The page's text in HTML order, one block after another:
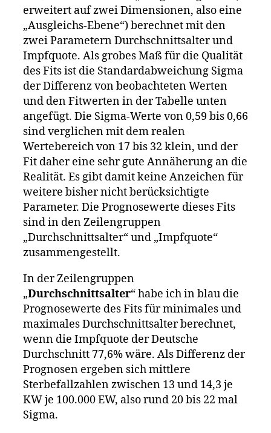
erweitert auf zwei Dimensionen, also eine
„Ausgleichs-Ebene“) berechnet mit den
zwei Parametern Durchschnittsalter und
Impfquote. Als grobes Maß für die Qualität
des Fits ist die Standardabweichung Sigma
der Differenz von beobachteten Werten
und den Fitwerten in der Tabelle unten
angefügt. Die Sigma-Werte von 0,59 bis 0,66
sind verglichen mit dem realen
Wertebereich von 17 bis 32 klein, und der
Fit daher eine sehr gute Annäherung an die
Realität. Es gibt damit keine Anzeichen für
weitere bisher nicht berücksichtigte
Parameter. Die Prognosewerte dieses Fits
sind in den Zeilengruppen
„Durchschnittsalter“ und „Impfquote“
zusammengestellt.
In der Zeilengruppen
„Durchschnittsalter“ habe ich in blau die
Prognosewerte des Fits für minimales und
maximales Durchschnittsalter berechnet,
wenn die Impfquote der Deutsche
Durchschnitt 77,6% wäre. Als Differenz der
Prognosen ergeben sich mittlere
Sterbefallzahlen zwischen 13 und 14,3 je
KW je 100.000 EW, also rund 20 bis 22 mal
Sigma.